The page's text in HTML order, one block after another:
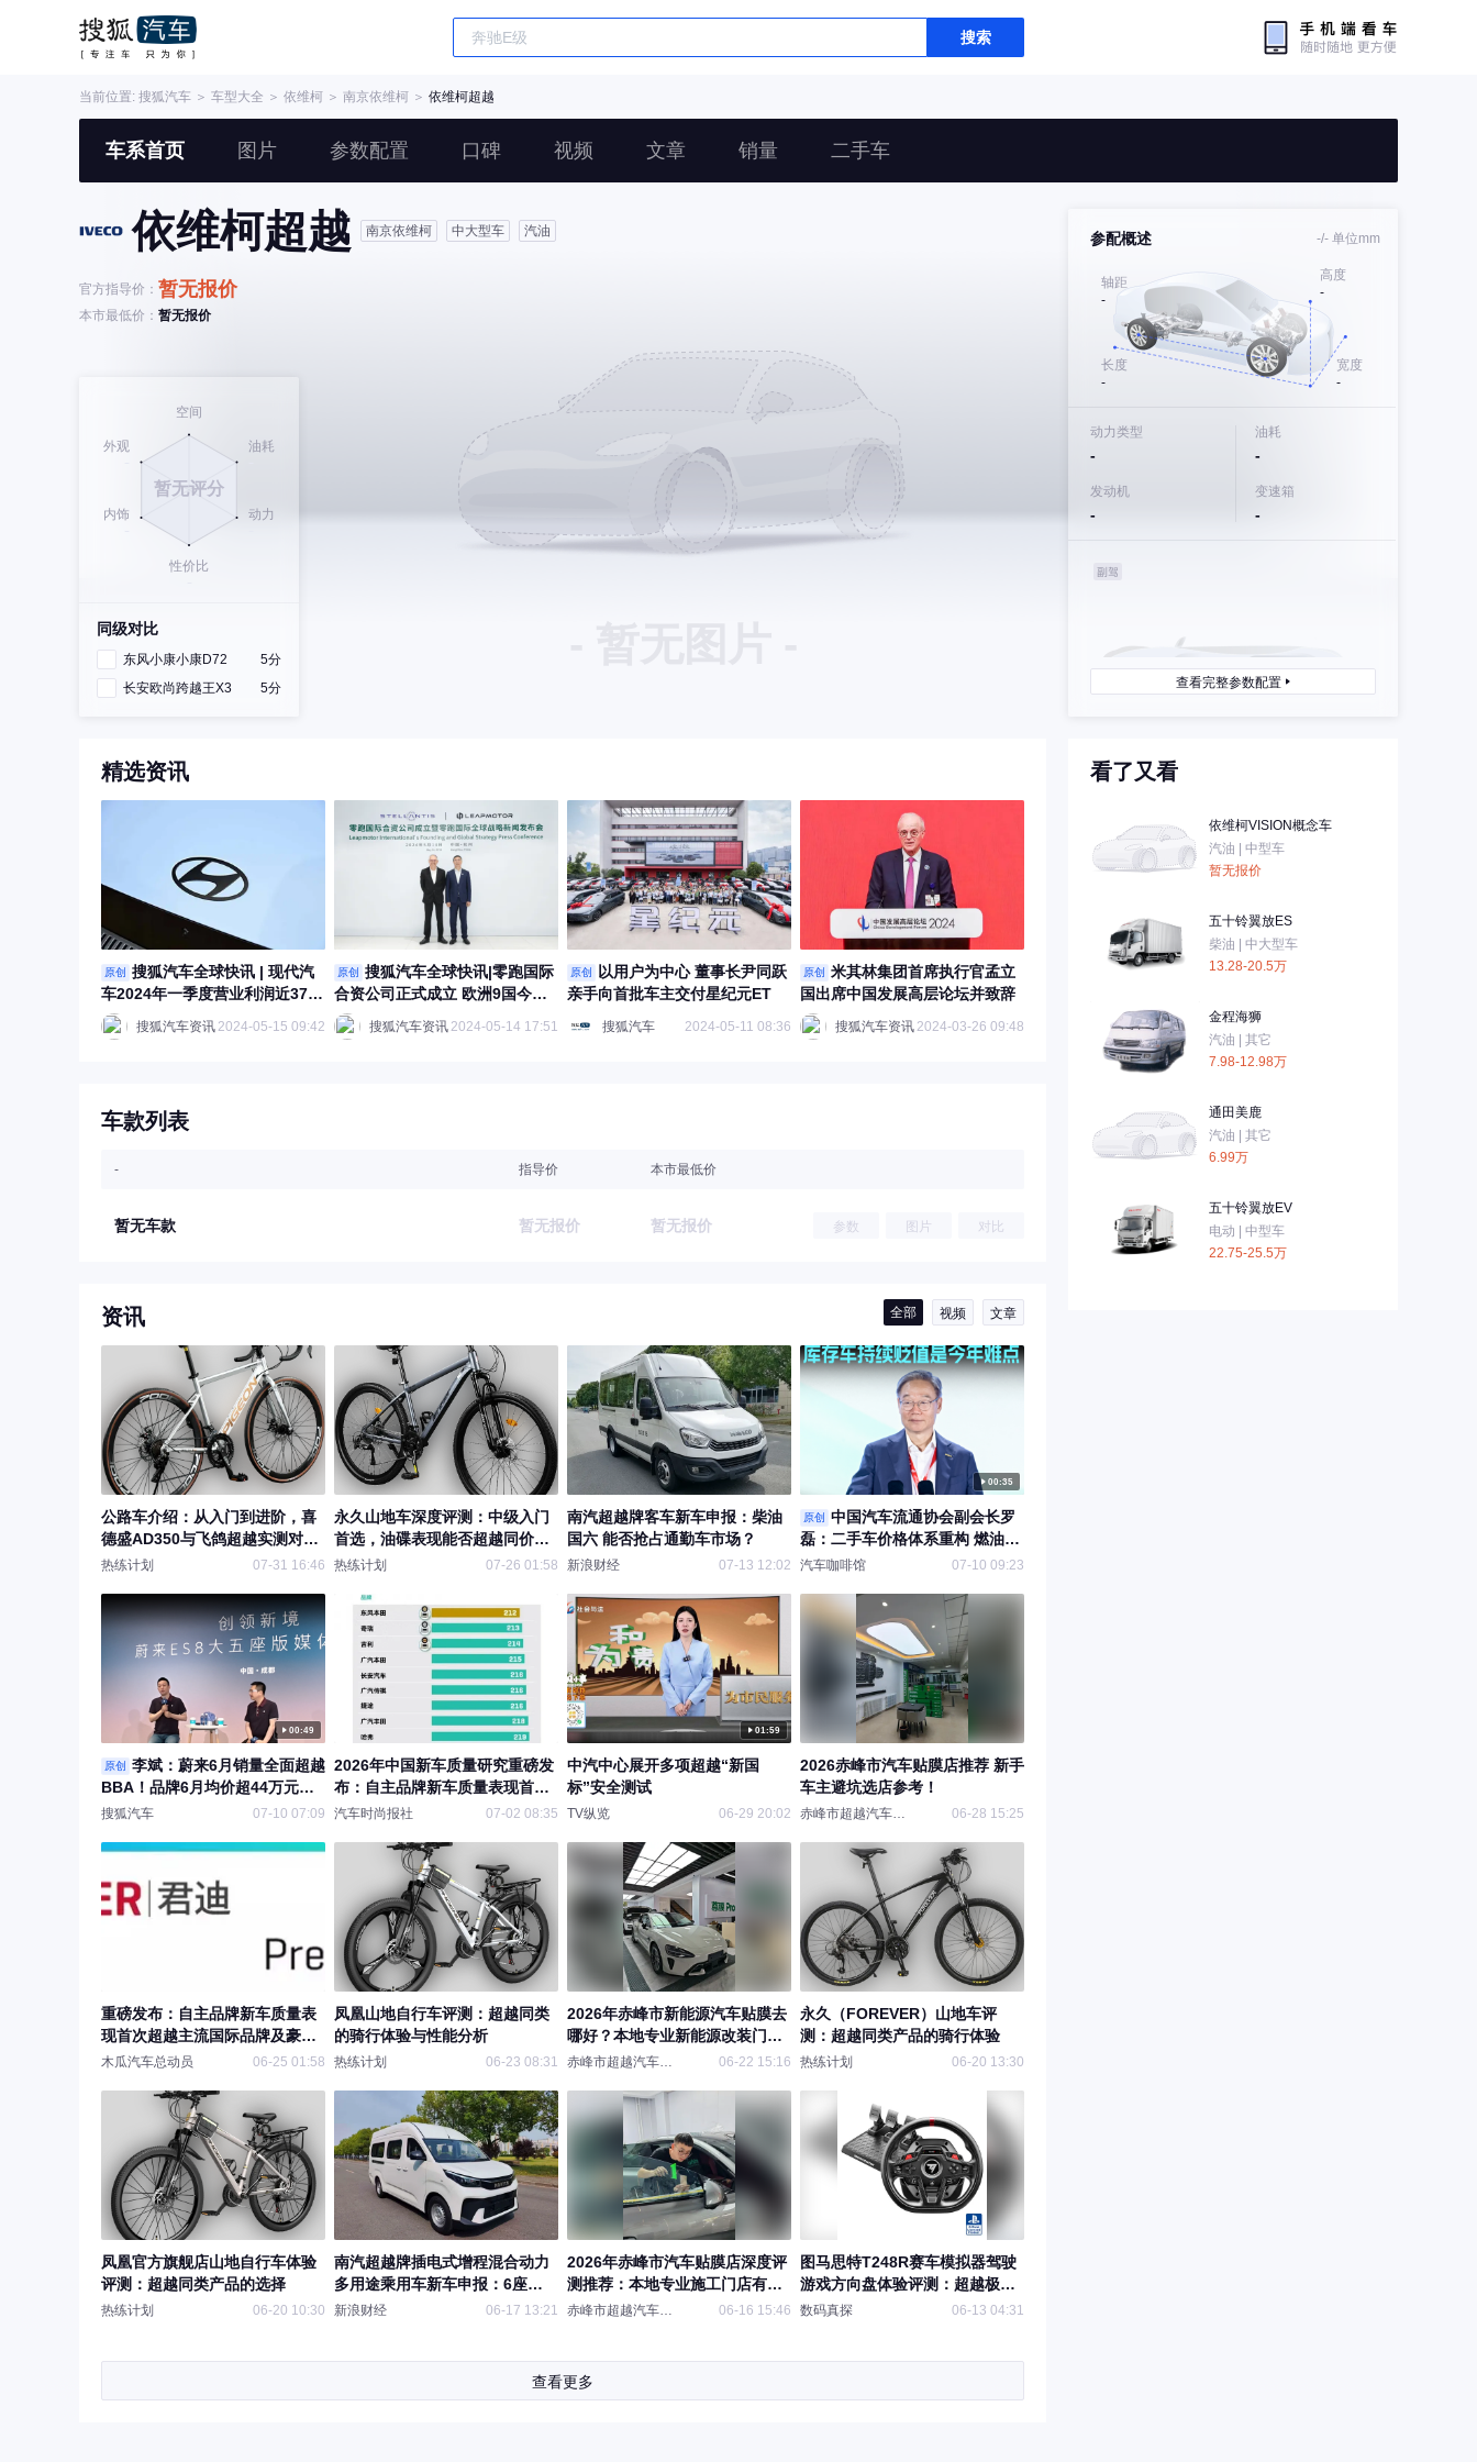
搜索
当前位置: 搜狐汽车 ＞ 车型大全 ＞ 依维柯 ＞ 南京依维柯 ＞ 依维柯超越
车系首页 图片 参数配置 口碑 视频 文章 销量 二手车
依维柯超越 南京依维柯 中大型车 汽油
官方指导价： 暂无报价
本市最低价： 暂无报价
同级对比
东风小康小康D72
5分
长安欧尚跨越王X3
5分
参配概述 -/- 单位mm
轴距
-
高度
-
长度
-
宽度
-
动力类型
-
油耗
-
发动机
-
变速箱
-
查看完整参数配置
精选资讯
原创
搜狐汽车全球快讯 | 现代汽
车2024年一季度营业利润近370
亿元 位居全球第一
搜狐汽车资讯2024-05-15 09:42
原创
搜狐汽车全球快讯|零跑国际
合资公司正式成立 欧洲9国今年9
月开始电动汽车销售
搜狐汽车资讯2024-05-14 17:51
原创
以用户为中心 董事长尹同跃
亲手向首批车主交付星纪元ET
搜狐汽车 2024-05-11 08:36
原创
米其林集团首席执行官孟立
国出席中国发展高层论坛并致辞
搜狐汽车资讯2024-03-26 09:48
车款列表
- 指导价 本市最低价
暂无车款 暂无报价 暂无报价 参数 图片 对比
资讯 全部 视频 文章
公路车介绍：从入门到进阶，喜
德盛AD350与飞鸽超越实测对比
体验
热练计划 07-31 16:46
永久山地车深度评测：中级入门
首选，油碟表现能否超越同价位
竞品？
热练计划 07-26 01:58
南汽超越牌客车新车申报：柴油
国六 能否抢占通勤车市场？
新浪财经 07-13 12:02
00:35
原创
中国汽车流通协会副会长罗
磊：二手车价格体系重构 燃油车
降价幅度超越新能源汽车 库存车
汽车咖啡馆 07-10 09:23
00:49
原创
李斌：蔚来6月销量全面超越
BBA！品牌6月均价超44万元，
超68%的ES8用户来自BBA和保
搜狐汽车 07-10 07:09
2026年中国新车质量研究重磅发
布：自主品牌新车质量表现首次
超越主流国际品牌及豪华品牌
汽车时尚报社 07-02 08:35
01:59
中汽中心展开多项超越“新国
标”安全测试
TV纵览 06-29 20:02
2026赤峰市汽车贴膜店推荐 新手
车主避坑选店参考！
赤峰市超越汽车贴膜 06-28 15:25
重磅发布：自主品牌新车质量表
现首次超越主流国际品牌及豪华
品牌，行业竞争焦点转向用户体
木瓜汽车总动员 06-25 01:58
凤凰山地自行车评测：超越同类
的骑行体验与性能分析
热练计划 06-23 08:31
2026年赤峰市新能源汽车贴膜去
哪好？本地专业新能源改装门店
推荐
赤峰市超越汽车贴膜 06-22 15:16
永久（FOREVER）山地车评
测：超越同类产品的骑行体验
热练计划 06-20 13:30
凤凰官方旗舰店山地自行车体验
评测：超越同类产品的选择
热练计划 06-20 10:30
南汽超越牌插电式增程混合动力
多用途乘用车新车申报：6座
+3450mm轴距 能否抢占家用
新浪财经 06-17 13:21
2026年赤峰市汽车贴膜店深度评
测推荐：本地专业施工门店有哪
些？
赤峰市超越汽车贴膜 06-16 15:46
图马思特T248R赛车模拟器驾驶
游戏方向盘体验评测：超越极限
的驾驶乐趣
数码真探 06-13 04:31
查看更多
看了又看
依维柯VISION概念车
汽油 | 中型车
暂无报价
五十铃翼放ES
柴油 | 中大型车
13.28-20.5万
金程海狮
汽油 | 其它
7.98-12.98万
通田美鹿
汽油 | 其它
6.99万
五十铃翼放EV
电动 | 中型车
22.75-25.5万